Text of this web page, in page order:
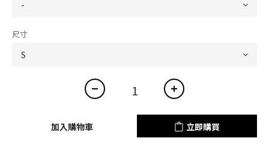
尺寸
加入購物車 立即購買